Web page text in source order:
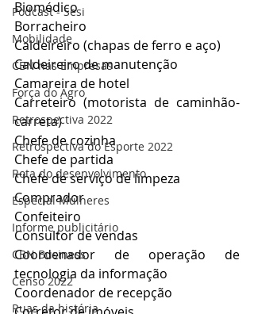
Podcast - Sesi
Mobilidade
CBN nas Empresas
Força do Agro
Retrospectiva 2022
Retrospectiva do Esporte 2022
Rota do desenvolvimento
Especial Mulheres
Informe publicitário
CBN Business
Censo 2022
Ruas da história
Biomédico
Borracheiro
Caldeireiro (chapas de ferro e aço)
Caldeireiro de manutenção
Camareira de hotel
Carreteiro (motorista de caminhão-
carreta)
Chefe de cozinha
Chefe de partida
Chefe de serviço de limpeza
Comprador
Confeiteiro
Consultor de vendas
Coordenador de operação de
tecnologia da informação
Coordenador de recepção